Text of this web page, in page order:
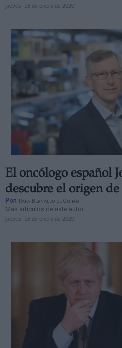
jueves, 16 de enero de 2020
El oncólogo español
descubre el origen
Por Rafa Bernaldo de Quirós
Más artículos de este autor
jueves, 16 de enero de 2020